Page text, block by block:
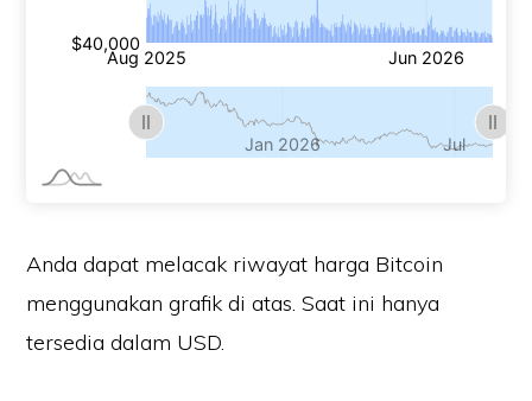
Anda dapat melacak riwayat harga Bitcoin
menggunakan grafik di atas. Saat ini hanya
tersedia dalam USD.